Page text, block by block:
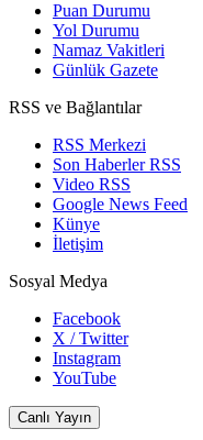
Puan Durumu
Yol Durumu
Namaz Vakitleri
Günlük Gazete
RSS ve Bağlantılar
RSS Merkezi
Son Haberler RSS
Video RSS
Google News Feed
Künye
İletişim
Sosyal Medya
Facebook
X / Twitter
Instagram
YouTube
Canlı Yayın